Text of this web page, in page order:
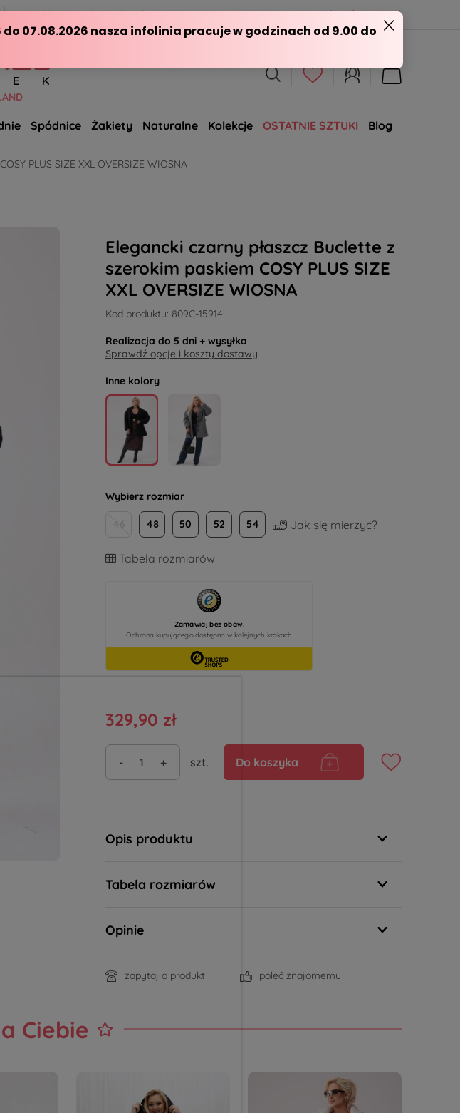
sklep@modasizeplus.pl Opineo.pl 4.9/5 Sprawdź
Spódnice Żakiety Naturalne Kolekcje OSTATNIE SZTUKI
Blog
PLUS SIZE XXL OVERSIZE WIOSNA
Elegancki czarny płaszcz Buclette z
szerokim paskiem COSY PLUS SIZE
XXL OVERSIZE WIOSNA
Kod produktu: 809C-15914
Realizacja do 5 dni + wysyłka
Sprawdź opcje i koszty dostawy
Inne kolory
Wybierz rozmiar
48 50 52 54 Jak się mierzyć?
Tabela rozmiarów
329,90 zł
- + szt. Do koszyka
Opis produktu
Tabela rozmiarów
Opinie
zapytaj o produkt poleć znajomemu
Ciebie